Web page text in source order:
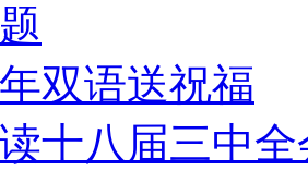
双语送祝福
十八届三中全